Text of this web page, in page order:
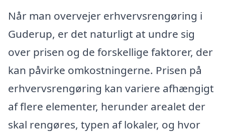
Når man overvejer erhvervsrengøring i
Guderup, er det naturligt at undre sig
over prisen og de forskellige faktorer, der
kan påvirke omkostningerne. Prisen på
erhvervsrengøring kan variere afhængigt
af flere elementer, herunder arealet der
skal rengøres, typen af lokaler, og hvor